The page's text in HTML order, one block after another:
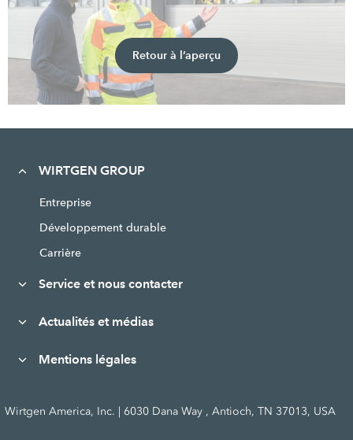
Retour à l’aperçu
WIRTGEN GROUP
Entreprise
Développement durable
Carrière
Service et nous contacter
Actualités et médias
Mentions légales
Wirtgen America, Inc. | 6030 Dana Way , Antioch, TN 37013, USA